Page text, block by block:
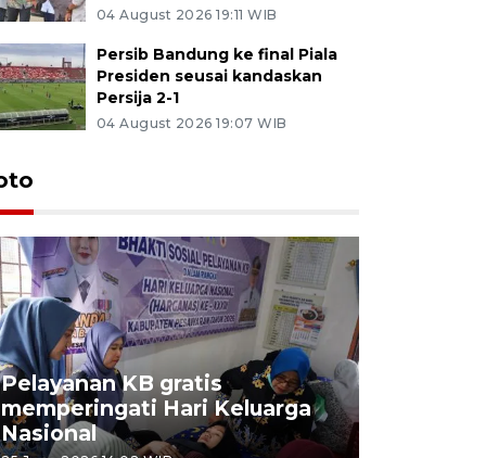
04 August 2026 19:11 WIB
Persib Bandung ke final Piala
Presiden seusai kandaskan
Persija 2-1
04 August 2026 19:07 WIB
Pelayanan KB gratis
memperingati Hari Keluarga
Nasional